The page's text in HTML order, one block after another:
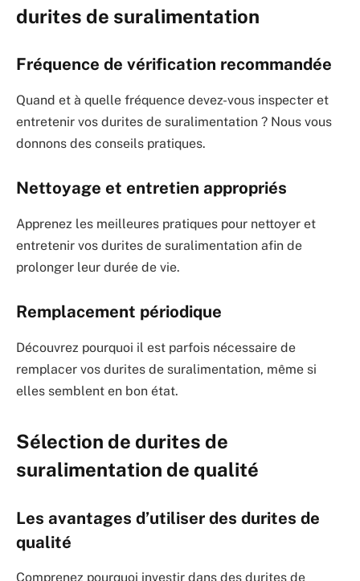
durites de suralimentation
Fréquence de vérification recommandée
Quand et à quelle fréquence devez-vous inspecter et
entretenir vos durites de suralimentation ? Nous vous
donnons des conseils pratiques.
Nettoyage et entretien appropriés
Apprenez les meilleures pratiques pour nettoyer et
entretenir vos durites de suralimentation afin de
prolonger leur durée de vie.
Remplacement périodique
Découvrez pourquoi il est parfois nécessaire de
remplacer vos durites de suralimentation, même si
elles semblent en bon état.
Sélection de durites de
suralimentation de qualité
Les avantages d’utiliser des durites de
qualité
Comprenez pourquoi investir dans des durites de